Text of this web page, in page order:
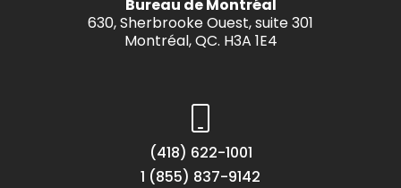
Bureau de Montréal
630, Sherbrooke Ouest, suite 301
Montréal, QC. H3A 1E4
(418) 622-1001
1 (855) 837-9142